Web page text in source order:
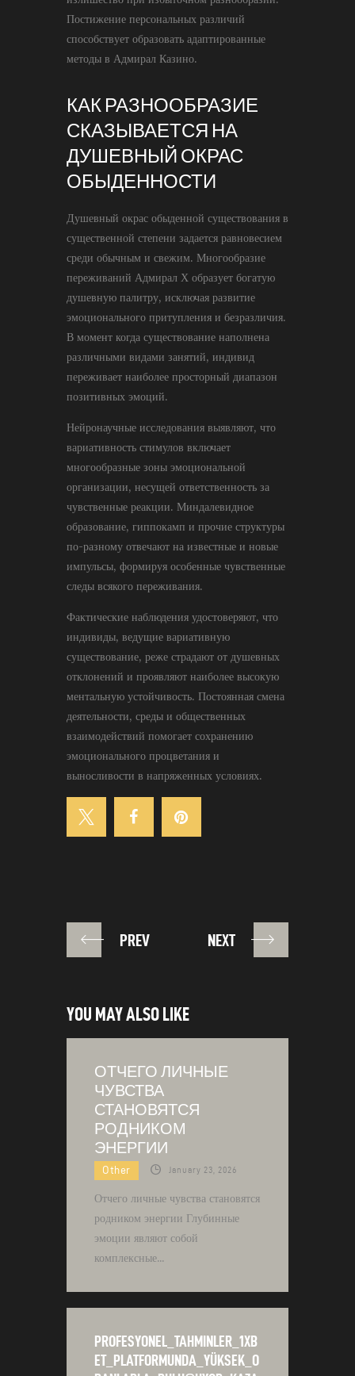
Постижение персональных различий
способствует образовать адаптированные
методы в Адмирал Казино.
КАК РАЗНООБРАЗИЕ
СКАЗЫВАЕТСЯ НА
ДУШЕВНЫЙ ОКРАС
ОБЫДЕННОСТИ
Душевный окрас обыденной существования в
существенной степени задается равновесием
среди обычным и свежим. Многообразие
переживаний Адмирал Х образует богатую
душевную палитру, исключая развитие
эмоционального притупления и безразличия.
В момент когда существование наполнена
различными видами занятий, индивид
переживает наиболее просторный диапазон
позитивных эмоций.
Нейронаучные исследования выявляют, что
вариативность стимулов включает
многообразные зоны эмоциональной
организации, несущей ответственность за
чувственные реакции. Миндалевидное
образование, гиппокамп и прочие структуры
по-разному отвечают на известные и новые
импульсы, формируя особенные чувственные
следы всякого переживания.
Фактические наблюдения удостоверяют, что
индивиды, ведущие вариативную
существование, реже страдают от душевных
отклонений и проявляют наиболее высокую
ментальную устойчивость. Постоянная смена
деятельности, среды и общественных
взаимодействий помогает сохранению
эмоционального процветания и
выносливости в напряженных условиях.
PREV NEXT
YOU MAY ALSO LIKE
ОТЧЕГО ЛИЧНЫЕ
ЧУВСТВА
СТАНОВЯТСЯ
РОДНИКОМ
ЭНЕРГИИ
Other January 23, 2026
Отчего личные чувства становятся
родником энергии Глубинные
эмоции являют собой
комплексные…
PROFESYONEL_TAHMINLER_1XB
ET_PLATFORMUNDA_YÜKSEK_O